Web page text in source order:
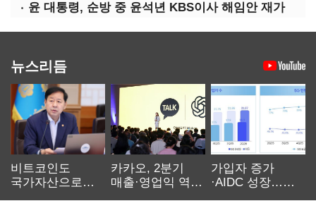
윤 대통령, 순방 중 윤석년 KBS이사 해임안 재가
뉴스리듬
비트코인도
국가자산으로…'
카카오, 2분기
매출·영업익 역대
가입자 증가
·AIDC 성장…